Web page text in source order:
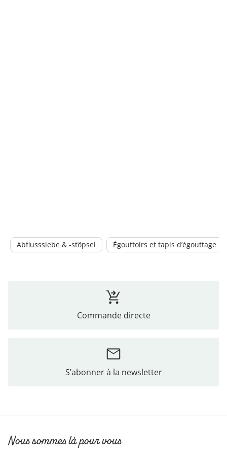
Abflusssiebe & -stöpsel Égouttoirs et tapis d’égouttage
Commande directe
S’abonner à la newsletter
Nous sommes là pour vous